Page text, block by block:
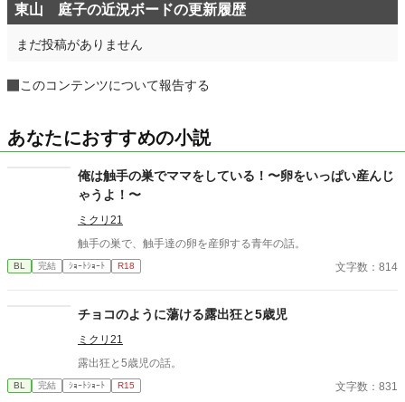
東山 庭子の近況ボードの更新履歴
まだ投稿がありません
このコンテンツについて報告する
あなたにおすすめの小説
俺は触手の巣でママをしている！〜卵をいっぱい産んじ
ゃうよ！〜
ミクリ21
触手の巣で、触手達の卵を産卵する青年の話。
BL 完結 ｼｮｰﾄｼｮｰﾄ R18 文字数：814
チョコのように蕩ける露出狂と5歳児
ミクリ21
露出狂と5歳児の話。
BL 完結 ｼｮｰﾄｼｮｰﾄ R15 文字数：831